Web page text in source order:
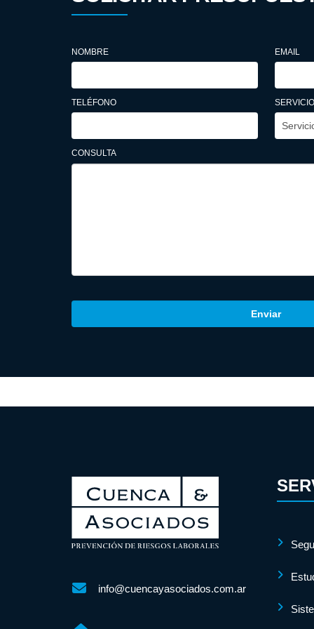
NOMBRE EMAIL
TELÉFONO
CONSULTA
info@cuencayasociados.com.ar